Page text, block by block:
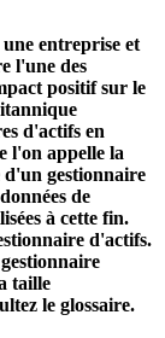
entreprise et
l'une des
positif sur le
d'actifs en
l'on appelle la
d'un gestionnaire
de
à cette fin.
d'actifs.
taille
le glossaire.